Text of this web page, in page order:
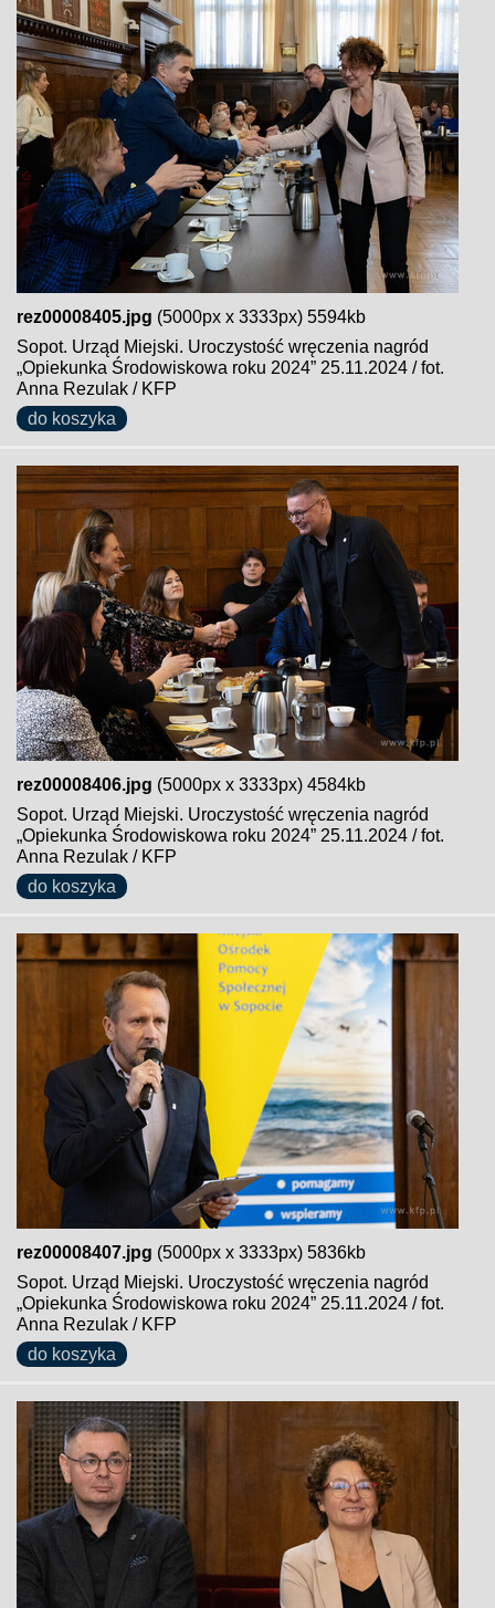
rez00008405.jpg (5000px x 3333px) 5594kb
Sopot. Urząd Miejski. Uroczystość wręczenia nagród
„Opiekunka Środowiskowa roku 2024” 25.11.2024 / fot.
Anna Rezulak / KFP
do koszyka
rez00008406.jpg (5000px x 3333px) 4584kb
Sopot. Urząd Miejski. Uroczystość wręczenia nagród
„Opiekunka Środowiskowa roku 2024” 25.11.2024 / fot.
Anna Rezulak / KFP
do koszyka
rez00008407.jpg (5000px x 3333px) 5836kb
Sopot. Urząd Miejski. Uroczystość wręczenia nagród
„Opiekunka Środowiskowa roku 2024” 25.11.2024 / fot.
Anna Rezulak / KFP
do koszyka